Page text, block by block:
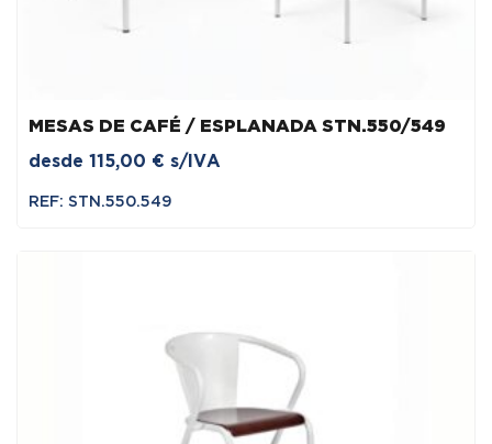
MESAS DE CAFÉ / ESPLANADA STN.550/549
desde 115,00 € s/IVA
REF: STN.550.549